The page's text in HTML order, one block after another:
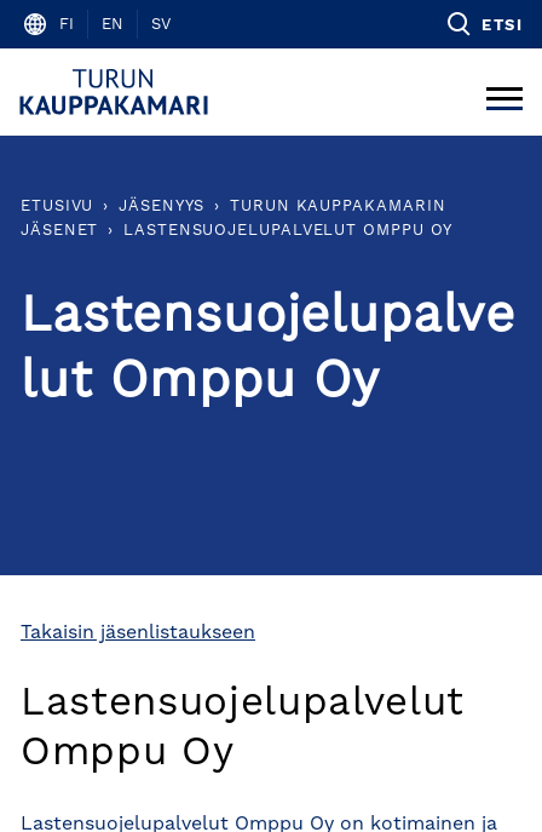
Skip
content
FI EN SV ETSI
ETUSIVU › JÄSENYYS ›
TURUN KAUPPAKAMARIN
JÄSENET
› LASTENSUOJELUPALVELUT OMPPU OY
Lastensuojelupalve
lut Omppu Oy
Takaisin jäsenlistaukseen
Lastensuojelupalvelut
Omppu Oy
Lastensuojelupalvelut Omppu Oy on kotimainen ja